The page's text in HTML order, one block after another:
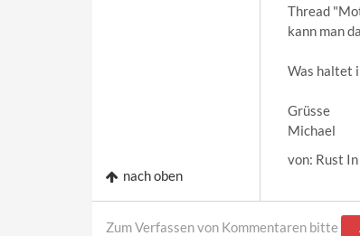
Thread
kann man
Was haltet
Grüsse
Michael
von: Rust
nach oben
Zum Verfassen von Kommentaren bitte